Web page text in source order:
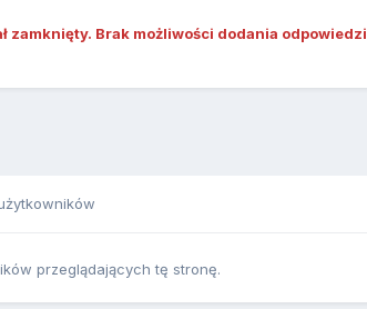
zamknięty. Brak możliwości dodania
przeglądających tę stronę.